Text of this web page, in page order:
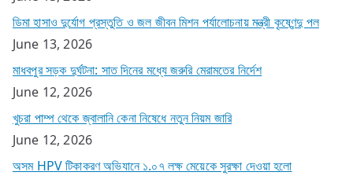
ডিমা হাসাও দুর্যোগ প্রস্তুতি ও জল জীবন মিশন পর্যালোচনায় মন্ত্রী কৃষ্ণেন্দু পল
June 13, 2026
মাধবপুর সড়ক দুর্ঘটনা: সাত দিনের মধ্যে জরুরি মেরামতের নির্দেশ
June 12, 2026
খুচরা পাম্প থেকে জ্বালানি কেনা নিষেধে নতুন নিয়ম জারি
June 12, 2026
অসম HPV টিকাকরণ অভিযানে ১.০৭ লক্ষ মেয়েকে সুরক্ষা দেওয়া হলো